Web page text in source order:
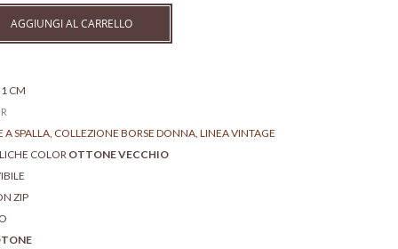
AGGIUNGI AL CARRELLO
CM
A SPALLA, COLLEZIONE BORSE DONNA, LINEA VINTAGE
COLOROTTONE VECCHIO
ZIP